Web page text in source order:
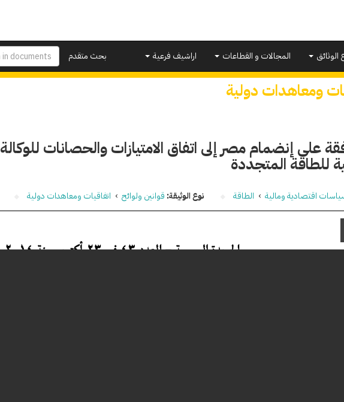
بحث متقدم
الوثائق المجالات و القطاعات اراشيف فرعية
ومعاهدات دولية
على إنضمام مصر إلى اتفاق الامتيازات والحصانات للوكالة
للطاقة المتجددة
اقتصادية ومالية › الطاقة نوع الوثيقة: قوانين ولوائح › اتفاقيات ومعاهدات دولية